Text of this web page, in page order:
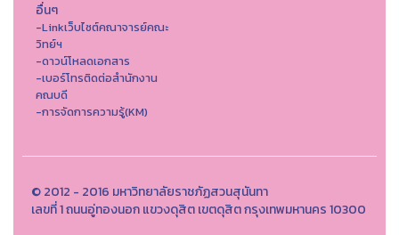
อื่นๆ
-Linkเว็บไซต์คณาจารย์คณะ
วิทย์ฯ
-ดาวน์โหลดเอกสาร
-เบอร์โทรติดต่อสำนักงาน
คณบดี
-การจัดการความรู้(KM)
© 2012 - 2016 มหาวิทยาลัยราชภัฏสวนสุนันทา
เลขที่ 1 ถนนอู่ทองนอก แขวงดุสิต เขตดุสิต กรุงเทพมหานคร 10300